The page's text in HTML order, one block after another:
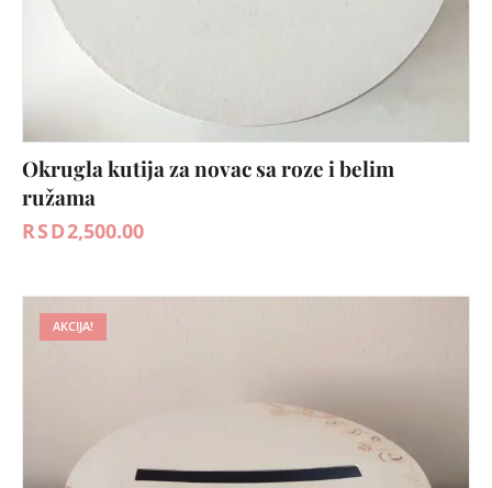
Okrugla kutija za novac sa roze i belim
ružama
RSD2,500.00
AKCIJA!